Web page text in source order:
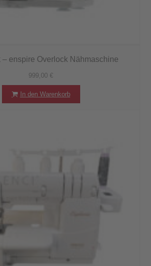
– enspire Overlock Nähmaschine
999,00 €
In den Warenkorb